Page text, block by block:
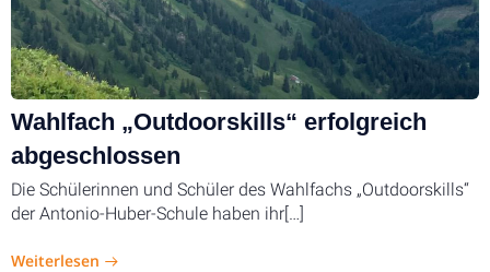
Wahlfach „Outdoorskills“ erfolgreich
abgeschlossen
Die Schülerinnen und Schüler des Wahlfachs „Outdoorskills“
der Antonio-Huber-Schule haben ihr[…]
Weiterlesen